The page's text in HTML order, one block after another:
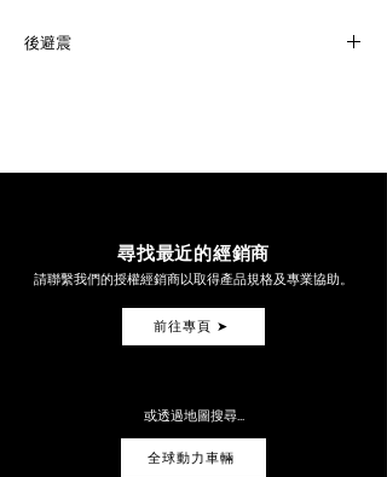
後避震
尋找最近的經銷商
請聯繫我們的授權經銷商以取得產品規格及專業協助。
前往專頁 ➤
或透過地圖搜尋...
全球動力車輛